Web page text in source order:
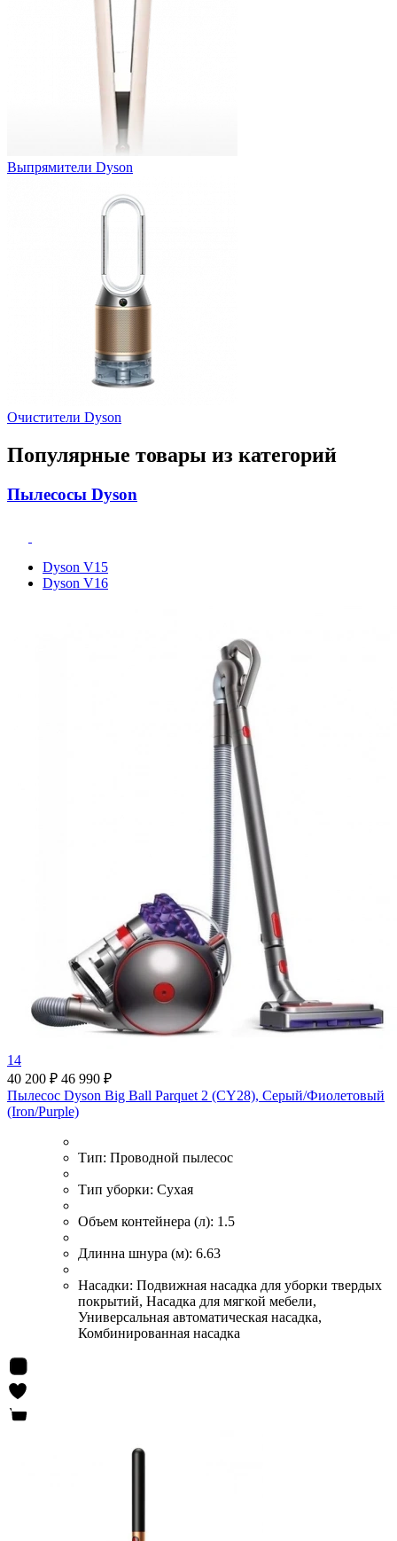
Выпрямители Dyson
Очистители Dyson
Популярные товары из категорий
Пылесосы Dyson
Dyson V15
Dyson V16
14
40 200 ₽ 46 990 ₽
Пылесос Dyson Big Ball Parquet 2 (CY28), Серый/Фиолетовый
(Iron/Purple)
Тип: Проводной пылесос
Тип уборки: Сухая
Объем контейнера (л): 1.5
Длинна шнура (м): 6.63
Насадки: Подвижная насадка для уборки твердых
покрытий, Насадка для мягкой мебели,
Универсальная автоматическая насадка,
Комбинированная насадка